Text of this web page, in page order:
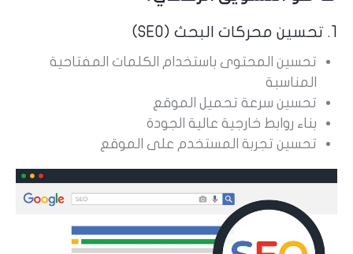
1. تحسين محركات البحث (SEO)
تحسين المحتوى باستخدام الكلمات المفتاحية
المناسبة
تحسين سرعة تحميل الموقع
بناء روابط خارجية عالية الجودة
تحسين تجربة المستخدم على الموقع